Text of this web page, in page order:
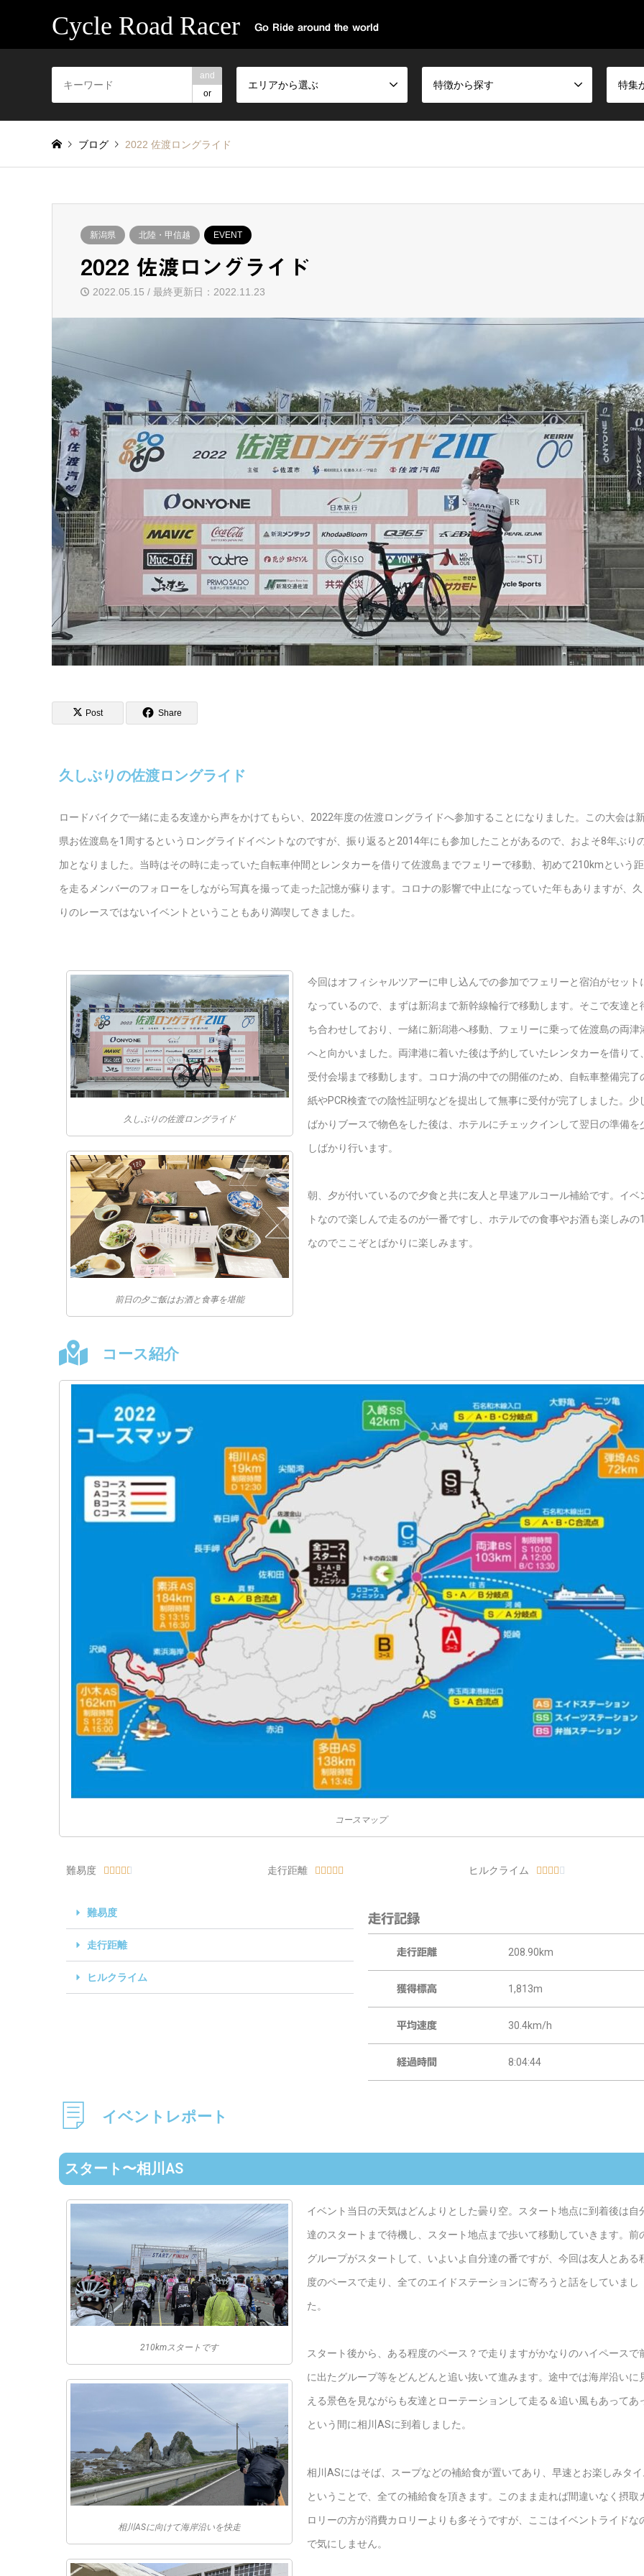
Cycle Road Racer Go Ride around the world
and
or
エリアから選ぶ 特徴から探す 特集
ブログ 2022 佐渡ロングライド
新潟県 北陸・甲信越 EVENT
2022 佐渡ロングライド
2022.05.15 / 最終更新日：2022.11.23
Post Share
久しぶりの佐渡ロングライド
ロードバイクで一緒に走る友達から声をかけてもらい、2022年度の佐渡ロングライドへ参加することになりました。この大会は
県お佐渡島を1周するというロングライドイベントなのですが、振り返ると2014年にも参加したことがあるので、およそ8年ぶり
加となりました。当時はその時に走っていた自転車仲間とレンタカーを借りて佐渡島までフェリーで移動、初めて210kmという
を走るメンバーのフォローをしながら写真を撮って走った記憶が蘇ります。コロナの影響で中止になっていた年もありますが、
りのレースではないイベントということもあり満喫してきました。
久しぶりの佐渡ロングライド
前日の夕ご飯はお酒と食事を堪能
今回はオフィシャルツアーに申し込んでの参加でフェリーと宿泊がセット
なっているので、まずは新潟まで新幹線輪行で移動します。そこで友達と
ち合わせしており、一緒に新潟港へ移動、フェリーに乗って佐渡島の両津
へと向かいました。両津港に着いた後は予約していたレンタカーを借りて
受付会場まで移動します。コロナ渦の中での開催のため、自転車整備完了
紙やPCR検査での陰性証明などを提出して無事に受付が完了しました。少
ばかりブースで物色をした後は、ホテルにチェックインして翌日の準備を
しばかり行います。
朝、夕が付いているので夕食と共に友人と早速アルコール補給です。イベ
トなので楽しんで走るのが一番ですし、ホテルでの食事やお酒も楽しみの
なのでここぞとばかりに楽しみます。
コース紹介
コースマップ
難易度  走行距離  ヒルクライム 
難易度
走行距離
ヒルクライム
走行記録
走行距離 208.90km
獲得標高 1,813m
平均速度 30.4km/h
経過時間 8:04:44
イベントレポート
スタート〜相川AS
210kmスタートです
相川ASに向けて海岸沿いを快走
イベント当日の天気はどんよりとした曇り空。スタート地点に到着後は自
達のスタートまで待機し、スタート地点まで歩いて移動していきます。前
グループがスタートして、いよいよ自分達の番ですが、今回は友人とある
度のペースで走り、全てのエイドステーションに寄ろうと話をしていまし
た。
スタート後から、ある程度のペース？で走りますがかなりのハイペースで
に出たグループ等をどんどんと追い抜いて進みます。途中では海岸沿いに
える景色を見ながらも友達とローテーションして走る＆追い風もあってあ
という間に相川ASに到着しました。
相川ASにはそば、スープなどの補給食が置いてあり、早速とお楽しみタ
ということで、全ての補給食を頂きます。このまま走れば間違いなく摂取
ロリーの方が消費カロリーよりも多そうですが、ここはイベントライドな
で気にしません。